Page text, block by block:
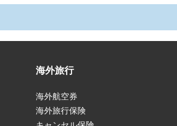
海外旅行
海外航空券
海外旅行保険